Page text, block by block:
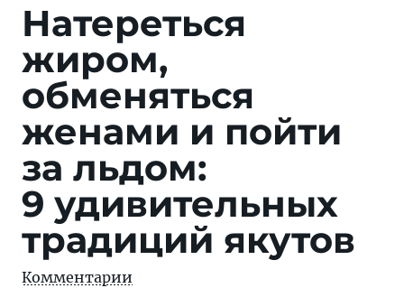
Натереться
жиром,
обменяться
женами и пойти
за льдом:
9 удивительных
традиций якутов
Комментарии